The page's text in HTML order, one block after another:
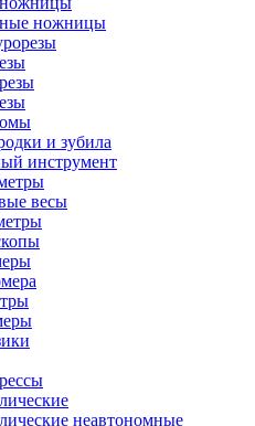
ножницы
и зубила
инструмент
весы
неавтономные